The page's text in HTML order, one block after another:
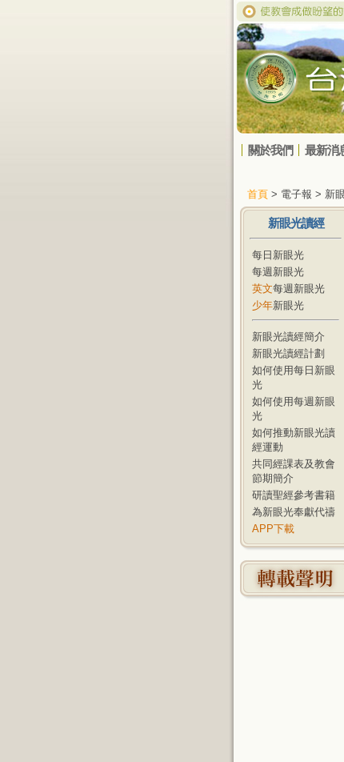
關於我們 最新消
首頁 > 電子報 > 新
新眼光讀經
每日新眼光
每週新眼光
英文每週新眼光
少年新眼光
新眼光讀經簡介
新眼光讀經計劃
如何使用每日新眼
光
如何使用每週新眼
光
如何推動新眼光讀
經運動
共同經課表及教會
節期簡介
研讀聖經參考書籍
為新眼光奉獻代禱
APP下載